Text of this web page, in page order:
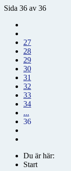
Sida 36 av 36
27
28
29
30
31
32
33
34
...
36
Du är här:
Start